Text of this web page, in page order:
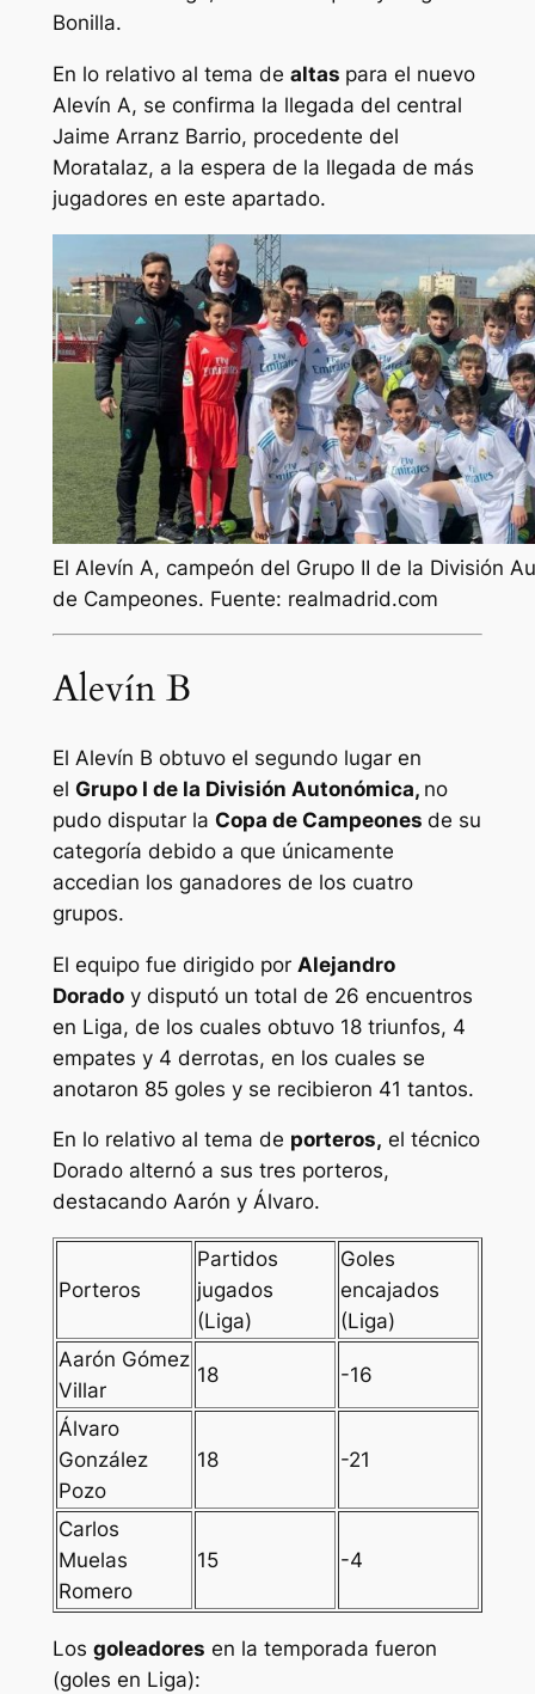
Bonilla.
En lo relativo al tema de altas para el nuevo
Alevín A, se confirma la llegada del central
Jaime Arranz Barrio, procedente del
Moratalaz, a la espera de la llegada de más
jugadores en este apartado.
El Alevín A, campeón del Grupo II de la División
de Campeones. Fuente: realmadrid.com
Alevín B
El Alevín B obtuvo el segundo lugar en
el Grupo I de la División Autonómica, no
pudo disputar la Copa de Campeones de su
categoría debido a que únicamente
accedian los ganadores de los cuatro
grupos.
El equipo fue dirigido por Alejandro
Doradoy disputó un total de 26 encuentros
en Liga, de los cuales obtuvo 18 triunfos, 4
empates y 4 derrotas, en los cuales se
anotaron 85 goles y se recibieron 41 tantos.
En lo relativo al tema de porteros, el técnico
Dorado alternó a sus tres porteros,
destacando Aarón y Álvaro.
Porteros
Partidos
jugados
(Liga)
Goles
encajados
(Liga)
Aarón Gómez
Villar
18 -16
Álvaro
González
Pozo
18 -21
Carlos
Muelas
Romero
15 -4
Los goleadores en la temporada fueron
(goles en Liga):